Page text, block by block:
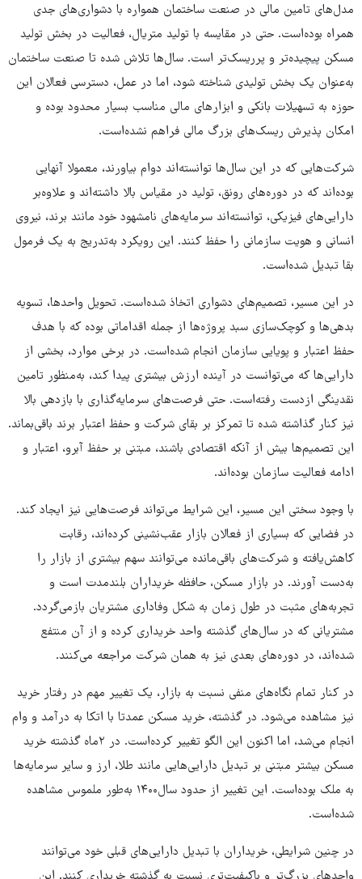
مدل‌های تامین مالی در صنعت ساختمان همواره با دشواری‌های جدی
همراه بوده‌است. حتی در مقایسه با تولید متریال، فعالیت در بخش تولید
مسکن پیچیده‌تر و پرریسک‌تر است. سال‌ها تلاش شده تا صنعت ساختمان
به‌عنوان یک بخش تولیدی شناخته شود، اما در عمل، دسترسی فعالان این
حوزه به تسهیلات بانکی و ابزارهای مالی مناسب بسیار محدود بوده و
امکان‌ پذیرش ریسک‌های بزرگ مالی فراهم نشده‌است.
شرکت‌هایی که در این سال‌ها توانسته‌اند دوام بیاورند، معمولا آنهایی
بوده‌اند که در دوره‌های رونق، تولید در مقیاس بالا داشته‌اند و علاوه‌بر
دارایی‌های فیزیکی، توانسته‌اند سرمایه‌های نامشهود خود مانند برند، نیروی
انسانی و هویت سازمانی را حفظ کنند. این رویکرد به‌تدریج به یک فرمول
بقا تبدیل شده‌است.
در این مسیر، تصمیم‌های دشواری اتخاذ ‌شده‌است. تحویل واحدها، تسویه
بدهی‌ها و کوچک‌سازی سبد پروژه‌ها از جمله اقداماتی بوده که با هدف
حفظ اعتبار و پویایی سازمان انجام شده‌است. در برخی موارد، بخشی از
دارایی‌ها که می‌توانست در آینده ارزش بیشتری پیدا کند، به‌منظور تامین
نقدینگی ازدست رفته‌است. حتی فرصت‌های سرمایه‌گذاری با بازدهی بالا
نیز کنار گذاشته شده تا تمرکز بر بقای شرکت و حفظ اعتبار برند باقی‌بماند.
این تصمیم‌ها بیش از آنکه اقتصادی باشند، مبتنی بر حفظ آبرو، اعتبار و
ادامه فعالیت سازمان بوده‌اند.
با وجود سختی این مسیر، این شرایط می‌تواند فرصت‌هایی نیز ایجاد کند.
در فضایی که بسیاری از فعالان بازار عقب‌نشینی کرده‌اند، رقابت
کاهش‌یافته و شرکت‌های باقی‌مانده می‌توانند سهم بیشتری از بازار را
به‌دست آورند. در بازار مسکن، حافظه خریداران بلندمدت است و
تجربه‌های مثبت در طول زمان به شکل وفاداری مشتریان بازمی‌گردد.
مشتریانی که در سال‌های گذشته واحد خریداری کرده و از آن منتفع
شده‌اند، در دوره‌های بعدی نیز به همان شرکت مراجعه می‌کنند.
در کنار تمام نگاه‌های منفی نسبت به بازار، یک تغییر مهم در رفتار خرید
نیز مشاهده می‌شود. در گذشته، خرید مسکن عمدتا با اتکا به درآمد و وام
انجام می‌شد، اما اکنون این الگو تغییر کرده‌است. در ۲‌ماه گذشته خرید
مسکن بیشتر مبتنی بر تبدیل دارایی‌هایی مانند طلا، ارز و سایر سرمایه‌ها
به ملک بوده‌است. این تغییر از حدود سال‌۱۴۰۰ به‌طور ملموس مشاهده
شده‌است.
در چنین شرایطی، خریداران با تبدیل دارایی‌های قبلی خود می‌توانند